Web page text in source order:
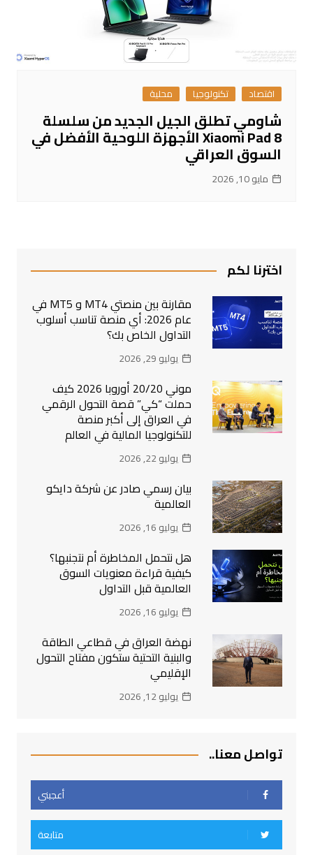
اقتصاد تكنولوجيا محلية
شاومي تطلق الجيل الجديد من سلسلة
Xiaomi Pad 8 الأجهزة اللوحية الأفضل في
السوق العراقي
مايو 10, 2026
اخترنا لكم
مقارنة بين منصتي MT4 و MT5 في
عام 2026: أي منصة تناسب أسلوب
التداول الخاص بك؟
يوليو 29, 2026
موني 20/20 أوروبا 2026 كيف
حملت “كي” قصة التحول الرقمي
في العراق إلى أكبر منصة
للتكنولوجيا المالية في العالم
يوليو 22, 2026
بيان رسمي صادر عن شركة دايكو
العالمية
يوليو 16, 2026
هل نتحمل المخاطرة أم نتجنبها؟
كيفية قراءة معنويات السوق
العالمية قبل التداول
يوليو 16, 2026
نهضة العراق في قطاعي الطاقة
والبنية التحتية ستكون مفتاح التحول
الإقليمي
يوليو 12, 2026
تواصل معنا..
أعجبني
متابعة